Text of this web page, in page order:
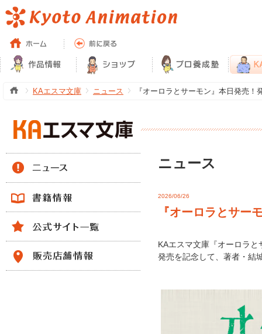
KAエスマ文庫 ニュース 『オーロラとサーモン』本日発売！
ニュース
2026/06/26
『オーロラとサー
KAエスマ文庫『オーロラ
発売を記念して、著者・結